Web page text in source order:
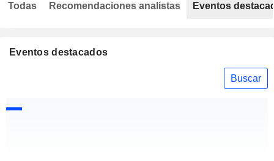
Eventos destacados
Buscar
Todas Recomendaciones analistas Eventos